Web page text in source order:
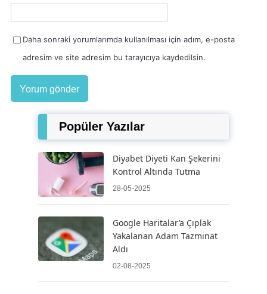
Daha sonraki yorumlarımda kullanılması için adım, e-posta
adresim ve site adresim bu tarayıcıya kaydedilsin.
Popüler Yazılar
Diyabet Diyeti Kan Şekerini
Kontrol Altında Tutma
28-05-2025
Google Haritalar’a Çıplak
Yakalanan Adam Tazminat
Aldı
02-08-2025